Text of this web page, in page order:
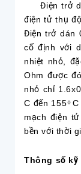
Điện trở
điện tử thụ
Điện trở dán
cố định với
nhiệt nhỏ,
Ohm được
nhỏ chỉ
C đến 155
mạch điện
bền với thời
Thông số kỹ